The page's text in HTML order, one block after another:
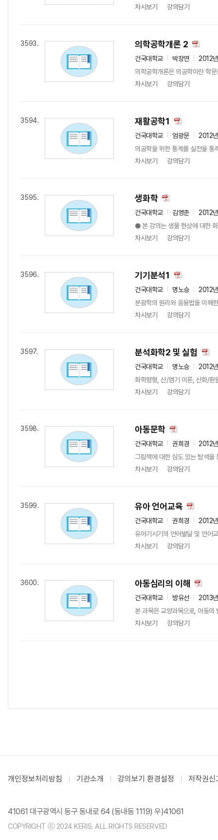
차시보기
강의담기
3593. 의학공학개론 2
건국대학교 박장연
2012
의학공학개론은 의공학이란 학
차시보기
강의담기
3594. 재활공학1
건국대학교 엄광문
2012
의공학을 위한 통계를 실전을 통
차시보기
강의담기
3595. 생화학
건국대학교 김영준
2012
● 본 강의는 생물 현상에 대한
차시보기
강의담기
3596. 기기분석1
건국대학교 명노승
2012
분광학의 원리와 응용법을 이해
차시보기
강의담기
3597. 분석화학2 및 실험
건국대학교 명노승
2012
화학평형, 산/염기 이론, 산화/환
차시보기
강의담기
3598. 아동문학
건국대학교 권희경
2012
그림책에 대한 심도 있는 탐색을
차시보기
강의담기
3599. 유아 언어교육
건국대학교 권희경
2012
유아기시기의 언어발달 및 언어
차시보기
강의담기
3600. 아동심리의 이해
건국대학교 방유선
2013
본 과목은 교양과목으로, 아동의
차시보기
강의담기
개인정보처리방침 기관소개 강의보기 환경설정 저작권신
41061 대구광역시 동구 동내로 64 (동내동 1119) 우)41061
COPYRIGHT ⓒ 2024 KERIS. ALL RIGHTS RESERVED